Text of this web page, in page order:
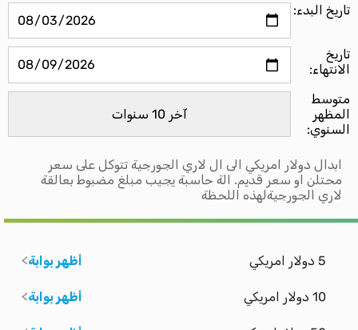
تاريخ البدء:
تاريخ
الانتهاء:
متوسط ​​
المظهر
السنوي:
ابدال دولار امريكي الى ال لاري الجورجية تتوكل على سعر
محتلن او سعر قديم. الة حاسبة يجيب مبلغ مضبوط بعالقة
لاري الجورجيةلهذه اللحظة
5 دولار امريكي أظهر بوابة
10 دولار امريكي أظهر بوابة